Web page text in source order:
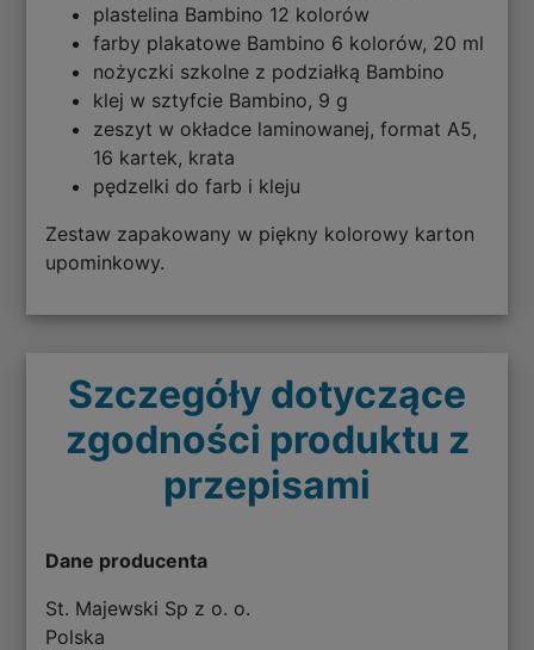
plastelina Bambino 12 kolorów
farby plakatowe Bambino 6 kolorów, 20 ml
nożyczki szkolne z podziałką Bambino
klej w sztyfcie Bambino, 9 g
zeszyt w okładce laminowanej, format A5,
16 kartek, krata
pędzelki do farb i kleju
Zestaw zapakowany w piękny kolorowy karton
upominkowy.
Szczegóły dotyczące
zgodności produktu z
przepisami
Dane producenta
St. Majewski Sp z o. o.
Polska